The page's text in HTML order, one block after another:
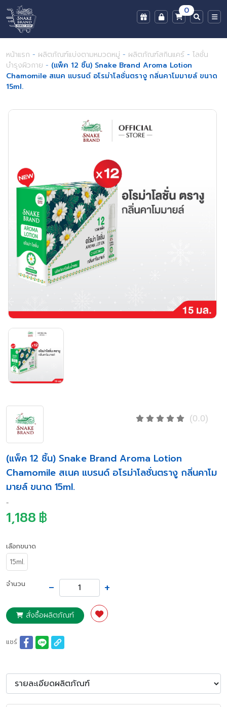
0
หน้าแรก - ผลิตภัณฑ์แบ่งตามหมวดหมู่ - ผลิตภัณฑ์สกินแคร์ - โลชั่น
บำรุงผิวกาย - (แพ็ค 12 ชิ้น) Snake Brand Aroma Lotion
Chamomile สเนค แบรนด์ อโรม่าโลชั่นตรางู กลิ่นคาโมมายล์ ขนาด
15ml.
(0.0)
(แพ็ค 12 ชิ้น) Snake Brand Aroma Lotion
Chamomile สเนค แบรนด์ อโรม่าโลชั่นตรางู กลิ่นคาโม
มายล์ ขนาด 15ml.
-
1,188 ฿
เลือกขนาด
15ml.
จำนวน - +
สั่งซื้อผลิตภัณฑ์
แชร์